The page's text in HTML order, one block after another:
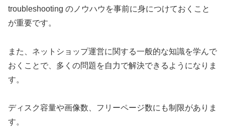
troubleshooting のノウハウを事前に身につけておくこと
が重要です。
また、ネットショップ運営に関する一般的な知識を学んで
おくことで、多くの問題を自力で解決できるようになりま
す。
ディスク容量や画像数、フリーページ数にも制限がありま
す。